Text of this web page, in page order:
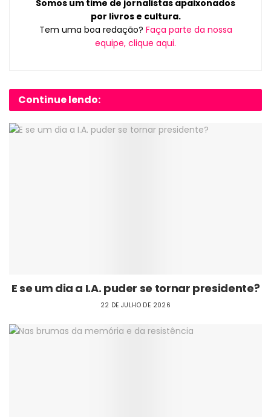
Somos um time de jornalistas apaixonados
por livros e cultura.
Tem uma boa redação? Faça parte da nossa
equipe, clique aqui.
Continue lendo:
E se um dia a I.A. puder se tornar presidente?
22 DE JULHO DE 2026